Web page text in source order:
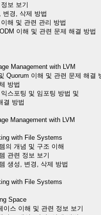
보 보기
변경, 삭제 방법
해 및 관련 관리 방법
이해 및 관련 문제 해결 방법
Management with LVM
Quorum 이해 및 관련 문제 해결
방법
스포팅 및 임포팅 방법 및
결 방법
Management with LVM
with File Systems
의 개념 및 구조 이해
관련 정보 보기
생성, 변경, 삭제 방법
with File Systems
Space
이스 이해 및 관련 정보 보기